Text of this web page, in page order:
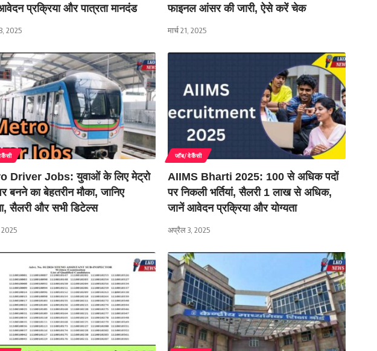
प्रक्रिया और पात्रता मानदंड
2025
फाइनल आंसर की जारी, ऐसे करें चेक
मार्च 21, 2025
Driver Jobs: युवाओं के लिए मेट्रो
बनने का बेहतरीन मौका, जानिए
सैलरी और सभी डिटेल्स
2025
जॉब/वेकैंसी
AIIMS Bharti 2025: 100 से अधिक पदों
पर निकली भर्तियां, सैलरी 1 लाख से अधिक,
जानें आवेदन प्रक्रिया और योग्यता
अप्रैल 3, 2025